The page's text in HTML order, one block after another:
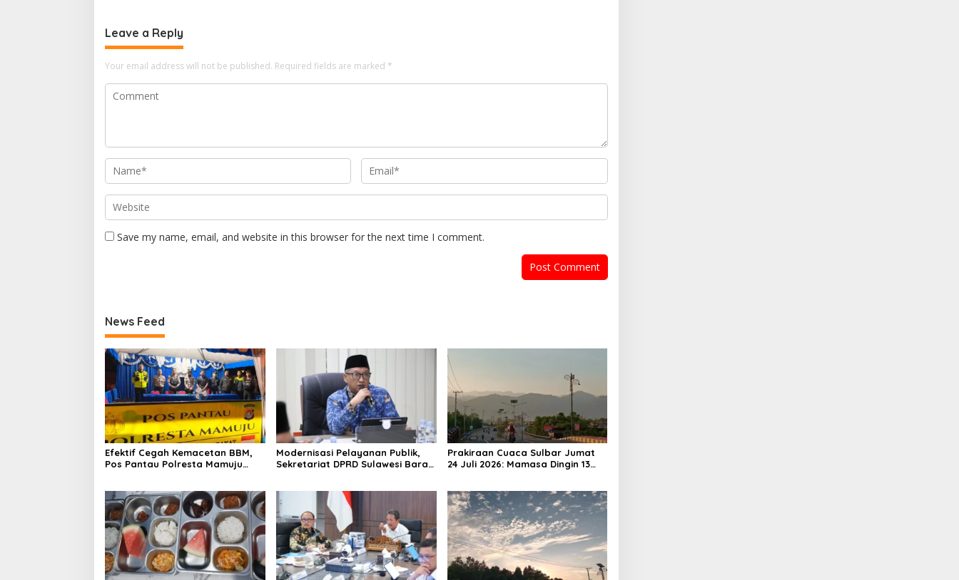
Leave a Reply
Your email address will not be published. Required fields are marked *
Save my name, email, and website in this browser for the next time I comment.
News Feed
Efektif Cegah Kemacetan BBM,
Pos Pantau Polresta Mamuju
Modernisasi Pelayanan Publik,
Sekretariat DPRD Sulawesi Barat
Prakiraan Cuaca Sulbar Jumat
24 Juli 2026: Mamasa Dingin 13